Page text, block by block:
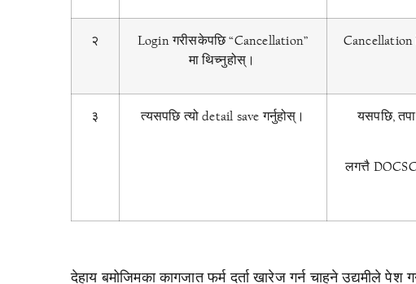
२
Login गरीसकेपछि “Cancellation”
मा थिच्नुहोस्।
Cancellation
३ त्यसपछि त्यो detail save गर्नुहोस्।
यसपछि,
लगत्तै
देहाय बमोजिमका कागजात फर्म दर्ता खारेज गर्न चाहने उद्यमीले पेश